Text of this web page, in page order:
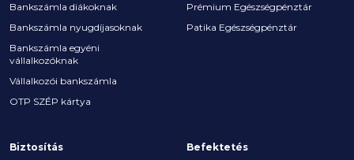
Bankszámla diákoknak
Bankszámla nyugdíjasoknak
Bankszámla egyéni
vállalkozóknak
Vállalkozói bankszámla
OTP SZÉP kártya
Prémium Egészségpénztár
Patika Egészségpénztár
Biztosítás Befektetés